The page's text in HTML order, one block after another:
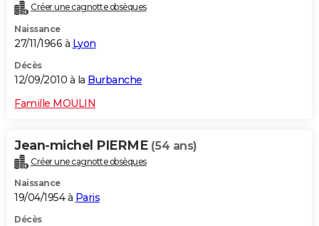
Créer une cagnotte obsèques
Naissance
27/11/1966 à Lyon
Décès
12/09/2010 à la Burbanche
Famille MOULIN
Jean-michel PIERME (54 ans)
Créer une cagnotte obsèques
Naissance
19/04/1954 à Paris
Décès